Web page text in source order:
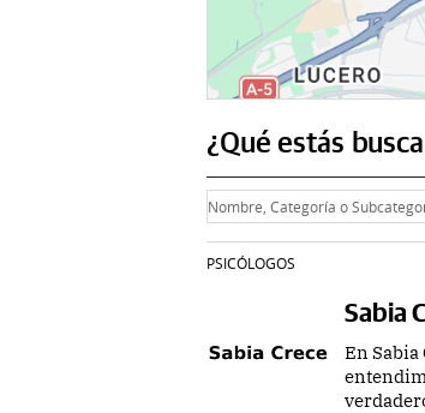
¿Qué estás
PSICÓLOGOS
Sabia
En Sabia